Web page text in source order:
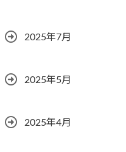
2025年7月
2025年5月
2025年4月